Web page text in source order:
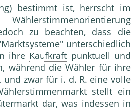
) bestimmt ist, herrscht im
zu beachten, dass die
unterschiedlich
ihre Kaufkraft punktuell und
während die Wähler für ihre
und zwar für i. d. R. eine volle
stellt ein
dar, was indessen in